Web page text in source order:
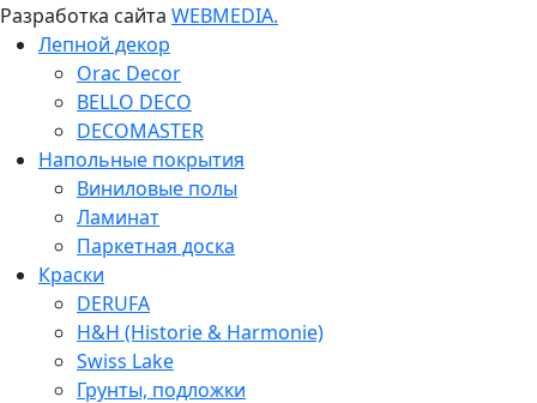
Разработка сайта WEBMEDIA.
Лепной декор
Orac Decor
BELLO DECO
DECOMASTER
Напольные покрытия
Виниловые полы
Ламинат
Паркетная доска
Краски
DERUFA
H&H (Historie & Harmonie)
Swiss Lake
Грунты, подложки